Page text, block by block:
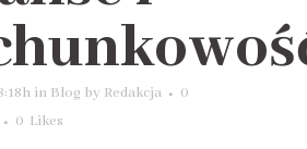
in Blog by Redakcja
0
0 Likes